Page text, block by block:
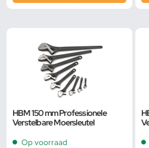
HBM 150 mm Professionele
Verstelbare Moersleutel
Op voorraad